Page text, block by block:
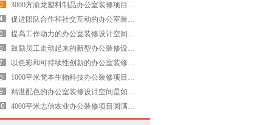
3000方渝龙塑料制品办公室装修项目圆满交付
促进团队合作和社交互动的办公室装修设计空间是怎样的——Evolution
提高工作动力的办公室装修设计空间是怎样的——Avnet
鼓励员工走动起来的新型办公装修设计空间是怎样打造的——康稳
以色彩和可持续性创新的办公室装修设计空间是怎样打造的——Servier施维雅
1000平米梵本生物科技办公装修项目圆满交付
精湛配色的办公室装修设计空间是如何打造的——再生能源 Axpo Group
4000平米志信农业办公装修项目圆满交付